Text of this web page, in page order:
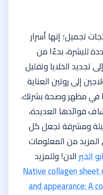
تجميل؛ إنها أسرار
للبشرة، بدءًا من
تجديد الخلايا وتقليل
إلى روتين العناية
في مظهر وصحة بشرتك.
فوائدها العديدة،
ومشرقة تجعل كل
من المعلومات
الخيرالان!وللمزيد
Native collagen sheet
and appearance: A